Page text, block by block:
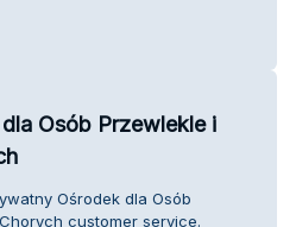
Osób Przewlekle i
Ośrodek dla Osób
customer service.